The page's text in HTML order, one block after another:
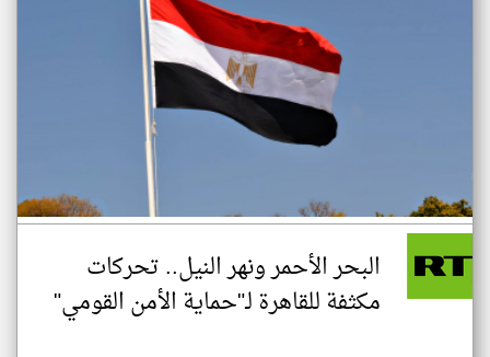
البحر الأحمر ونهر النيل.. تحركات
مكثفة للقاهرة لـ"حماية الأمن القومي"